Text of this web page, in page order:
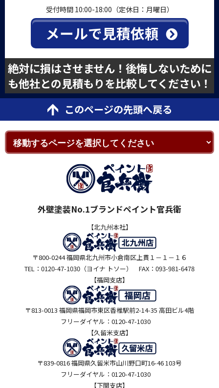
受付時間 10:00-18:00（定休日：月曜日）
メールで見積依頼
絶対に損はさせません！後悔しないために
も他社との見積もりを比較してください！
このページの先頭へ戻る
外壁塗装No.1ブランドペイント官兵衛
【北九州本社】
〒800-0244 福岡県北九州市小倉南区上貫１－１－１６
TEL：0120-47-1030（ヨイナ トソー） FAX：093-981-6478
【福岡支店】
〒813-0013 福岡県福岡市東区香椎駅前2-14-35 高田ビル4階
フリーダイヤル：0120-47-1030
【久留米支店】
〒839-0816 福岡県久留米市山川野口町16-46 103号
フリーダイヤル：0120-47-1030
【下関支店】